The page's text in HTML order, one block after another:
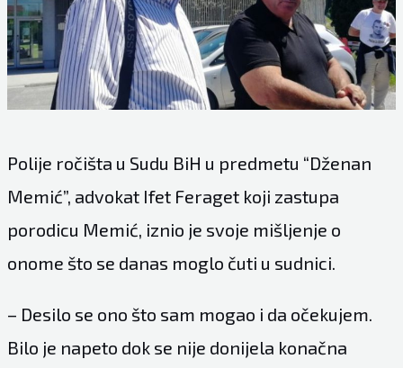
Polije ročišta u Sudu BiH u predmetu “Dženan
Memić”, advokat Ifet Feraget koji zastupa
porodicu Memić, iznio je svoje mišljenje o
onome što se danas moglo čuti u sudnici.
– Desilo se ono što sam mogao i da očekujem.
Bilo je napeto dok se nije donijela konačna